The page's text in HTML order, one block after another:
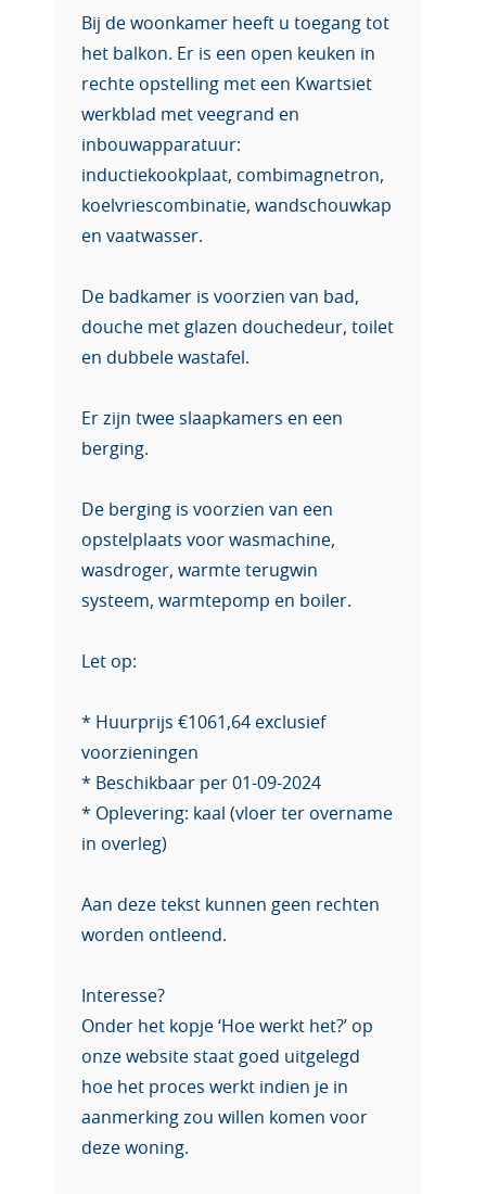
Bij de woonkamer heeft u toegang tot
het balkon. Er is een open keuken in
rechte opstelling met een Kwartsiet
werkblad met veegrand en
inbouwapparatuur:
inductiekookplaat, combimagnetron,
koelvriescombinatie, wandschouwkap
en vaatwasser.
De badkamer is voorzien van bad,
douche met glazen douchedeur, toilet
en dubbele wastafel.
Er zijn twee slaapkamers en een
berging.
De berging is voorzien van een
opstelplaats voor wasmachine,
wasdroger, warmte terugwin
systeem, warmtepomp en boiler.
Let op:
* Huurprijs €1061,64 exclusief
voorzieningen
* Beschikbaar per 01-09-2024
* Oplevering: kaal (vloer ter overname
in overleg)
Aan deze tekst kunnen geen rechten
worden ontleend.
Interesse?
Onder het kopje ‘Hoe werkt het?’ op
onze website staat goed uitgelegd
hoe het proces werkt indien je in
aanmerking zou willen komen voor
deze woning.